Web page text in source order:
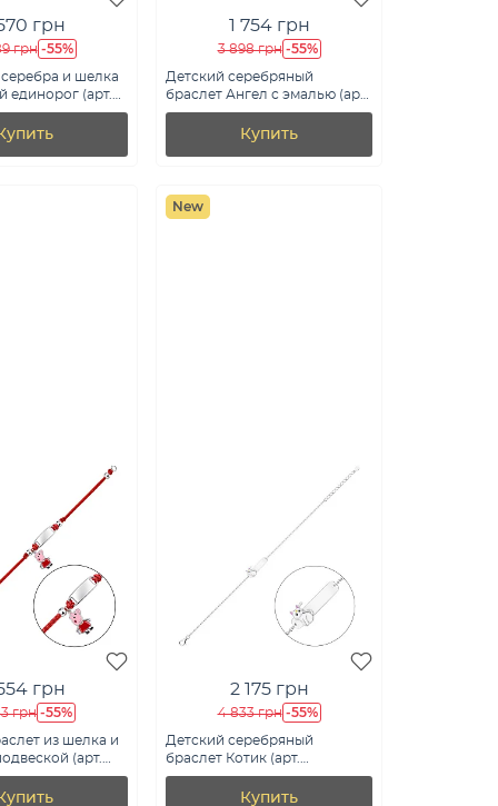
грн
грн -55%
и шелка
единорог (арт.
1 754 грн
3 898 грн -55%
Детский серебряный
браслет Ангел с эмалью (арт.
7509/5456е)
Купить
грн
грн -55%
из шелка и
(арт.
New
2 175 грн
4 833 грн -55%
Детский серебряный
браслет Котик (арт.
7509/5419е)
Купить